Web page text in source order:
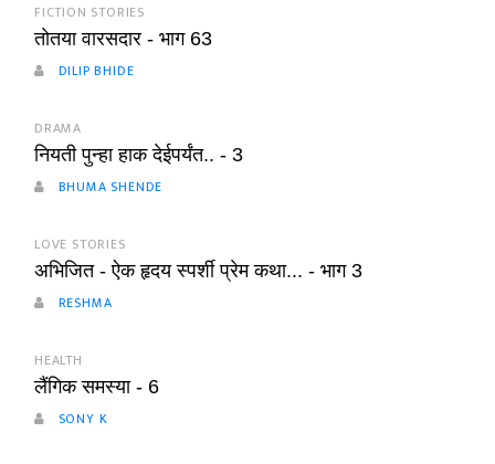
FICTION STORIES
तोतया वारसदार - भाग 63
DILIP BHIDE
DRAMA
नियती पुन्हा हाक देईपर्यंत.. - 3
BHUMA SHENDE
LOVE STORIES
अभिजित - ऐक हृदय स्पर्शी प्रेम कथा... - भाग 3
RESHMA
HEALTH
लैंगिक समस्या - 6
SONY K